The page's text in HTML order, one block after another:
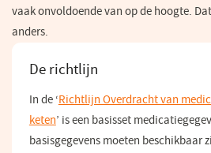
vaak onvoldoende van op de hoogte.
anders.
De richtlijn
In de ‘Richtlijn Overdracht van
keten(opent
in
’ is een basisset
basisgegevens moeten beschikbaar